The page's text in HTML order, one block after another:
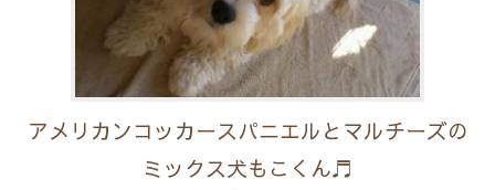
アメリカンコッカースパニエルとマルチーズの
ミックス犬もこくん♬